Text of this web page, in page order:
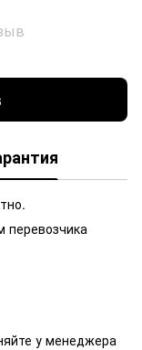
перевозчика
у менеджера